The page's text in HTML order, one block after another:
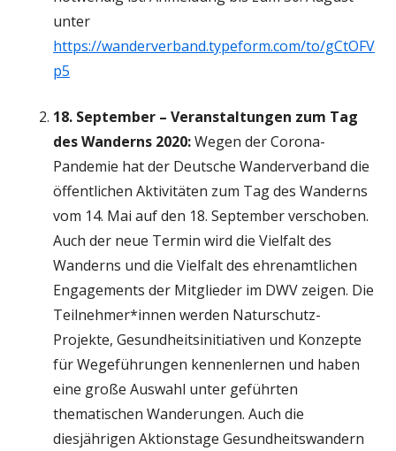
unter
https://wanderverband.typeform.com/to/gCtOFV
p5
18. September – Veranstaltungen zum Tag
des Wanderns 2020:Wegen der Corona-
Pandemie hat der Deutsche Wanderverband die
öffentlichen Aktivitäten zum Tag des Wanderns
vom 14. Mai auf den 18. September verschoben.
Auch der neue Termin wird die Vielfalt des
Wanderns und die Vielfalt des ehrenamtlichen
Engagements der Mitglieder im DWV zeigen. Die
Teilnehmer*innen werden Naturschutz-
Projekte, Gesundheitsinitiativen und Konzepte
für Wegeführungen kennenlernen und haben
eine große Auswahl unter geführten
thematischen Wanderungen. Auch die
diesjährigen Aktionstage Gesundheitswandern